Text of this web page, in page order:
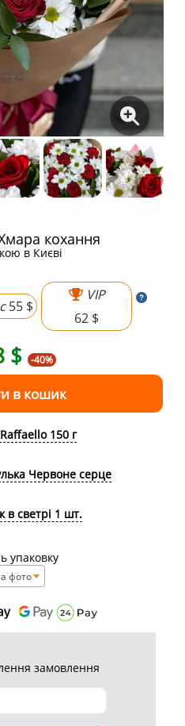
Хмара кохання
в Києві
55 $
VIP
62 $
$ -40%
150 г
Червоне серце
в светрі 1 шт.
упаковку
фото
замовлення